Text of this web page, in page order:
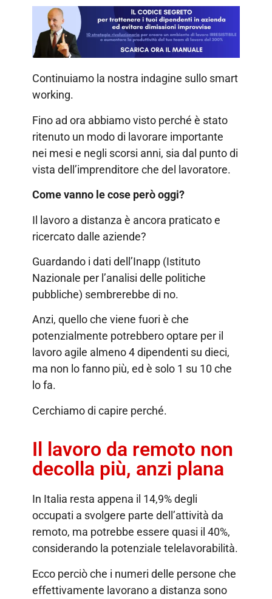
Continuiamo la nostra indagine sullo smart
working.
Fino ad ora abbiamo visto perché è stato
ritenuto un modo di lavorare importante
nei mesi e negli scorsi anni, sia dal punto di
vista dell’imprenditore che del lavoratore.
Come vanno le cose però oggi?
Il lavoro a distanza è ancora praticato e
ricercato dalle aziende?
Guardando i dati dell’Inapp (Istituto
Nazionale per l’analisi delle politiche
pubbliche) sembrerebbe di no.
Anzi, quello che viene fuori è che
potenzialmente potrebbero optare per il
lavoro agile almeno 4 dipendenti su dieci,
ma non lo fanno più, ed è solo 1 su 10 che
lo fa.
Cerchiamo di capire perché.
Il lavoro da remoto non
decolla più, anzi plana
In Italia resta appena il 14,9% degli
occupati a svolgere parte dell’attività da
remoto, ma potrebbe essere quasi il 40%,
considerando la potenziale telelavorabilità.
Ecco perciò che i numeri delle persone che
effettivamente lavorano a distanza sono